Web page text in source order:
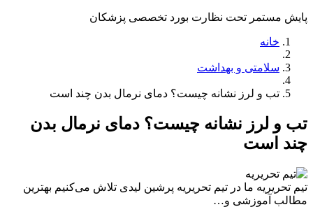
پایش مستمر تحت نظارت بورد تخصصی پزشکان
خانه
سلامتی و بهداشت
تب و لرز نشانه چیست؟ دمای نرمال بدن چند است
تب و لرز نشانه چیست؟ دمای نرمال بدن
چند است
تیم تحریریه ما در تیم تحریریه پرشین لیدی تلاش می‌کنیم بهترین
مطالب آموزشی و…